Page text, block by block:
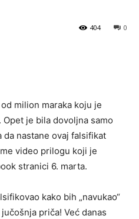
0
404
milion maraka koju je
je bila dovoljna samo
nastane ovaj falsifikat
video prilogu koji je
stranici 6. marta.
kako bih „navukao“
priča! Već danas